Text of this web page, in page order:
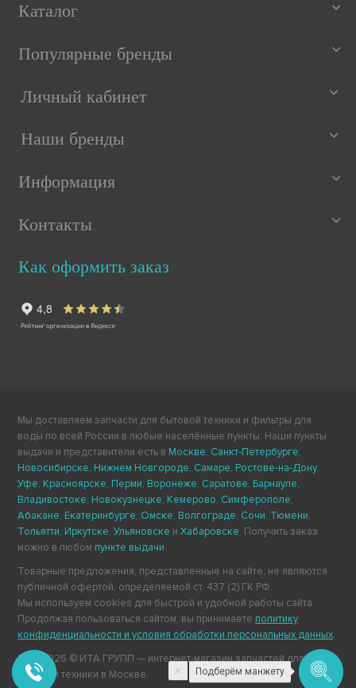
Каталог
Популярные бренды
Личный кабинет
Наши бренды
Информация
Контакты
Как оформить заказ
Мы доставляем запчасти для бытовой техники и фильтры для
воды по всей России в любые населённые пункты. Наши пункты
выдачи и представители есть в Москве, Санкт-Петербурге,
Новосибирске, Нижнем Новгороде, Самаре, Ростове-на-Дону,
Уфе, Красноярске, Перми, Воронеже, Саратове, Барнауле,
Владивостоке, Новокузнецке, Кемерово, Симферополе,
Абакане, Екатеринбурге, Омске, Волгограде, Сочи, Тюмени,
Тольятти, Иркутске,Ульяновске иХабаровске. Получить заказ
можно в любом пункте выдачи.
Товарные предложения, представленные на сайте, не являются
публичной офертой, определяемой ст. 437 (2) ГК РФ.
Мы используем cookies для быстрой и удобной работы сайта.
Продолжая пользоваться сайтом, вы принимаете политику
конфиденциальности и условия обработки персональных данных.
2011-2026 © ИТА ГРУПП — интернет-магазин запчастей для
бытовой техники в Москве.
Подберём манжету